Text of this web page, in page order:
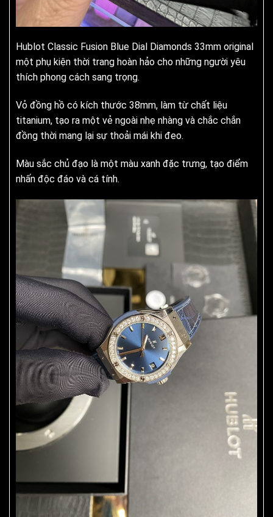
Hublot Classic Fusion Blue Dial Diamonds 33mm original
một phụ kiện thời trang hoàn hảo cho những người yêu
thích phong cách sang trọng.
Vỏ đồng hồ có kích thước 38mm, làm từ chất liệu
titanium, tạo ra một vẻ ngoài nhẹ nhàng và chắc chắn
đồng thời mang lại sự thoải mái khi đeo.
Màu sắc chủ đạo là một màu xanh đặc trưng, tạo điểm
nhấn độc đáo và cá tính.